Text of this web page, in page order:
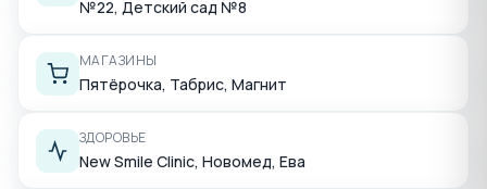
№22, Детский сад №8
МАГАЗИНЫ
Пятёрочка, Табрис, Магнит
ЗДОРОВЬЕ
New Smile Clinic, Новомед, Ева